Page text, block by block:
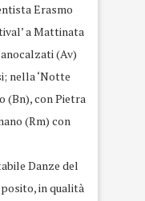
Erasmo
a Mattinata
(Av)
nella ‘Notte
(Bn), con Pietra
(Rm) con
Danze del
in qualità